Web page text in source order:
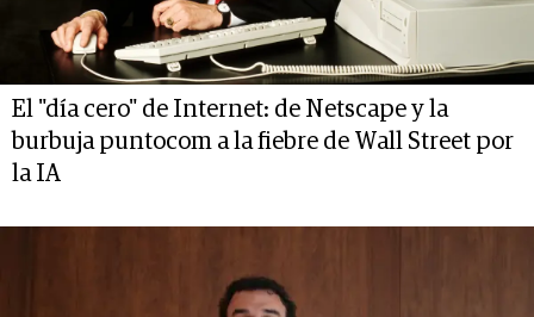
El "día cero" de Internet: de Netscape y la
burbuja puntocom a la fiebre de Wall Street por
la IA